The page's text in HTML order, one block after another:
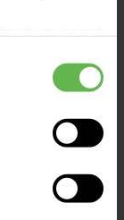
notwendigen
in die
für